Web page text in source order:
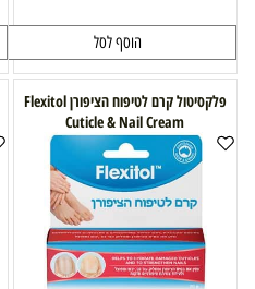
הוסף לסל
פלקסיטול קרם לטיפוח הציפורן Flexitol
Cuticle & Nail Cream